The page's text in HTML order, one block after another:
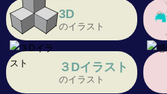
3D
のイラスト
３Dイラスト
のイラスト